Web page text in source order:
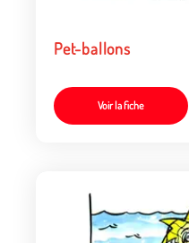
Pet-ballons
Voir la fiche